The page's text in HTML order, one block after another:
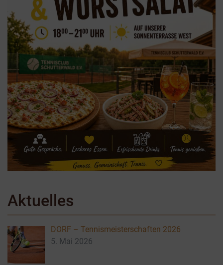
Aktuelles
DORF – Tennismeisterschaften 2026
5. Mai 2026